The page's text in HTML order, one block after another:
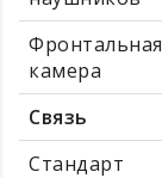
Фронтальная
камера
Связь
Стандарт